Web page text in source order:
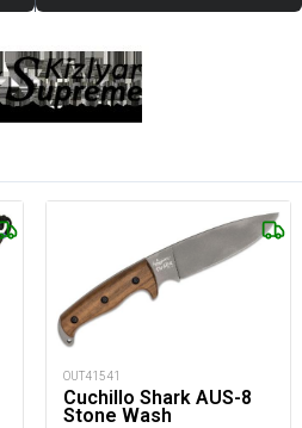
OUT41541
Cuchillo Shark AUS-8
Stone Wash